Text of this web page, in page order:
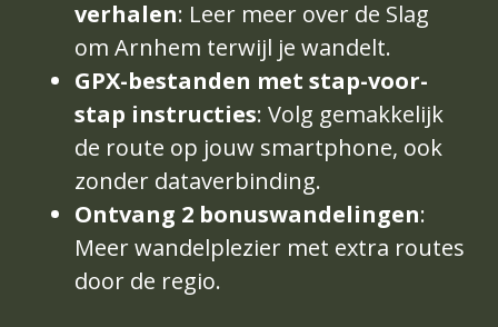
verhalen: Leer meer over de Slag
om Arnhem terwijl je wandelt.
GPX-bestanden met stap-voor-
stap instructies: Volg gemakkelijk
de route op jouw smartphone, ook
zonder dataverbinding.
Ontvang 2 bonuswandelingen:
Meer wandelplezier met extra routes
door de regio.